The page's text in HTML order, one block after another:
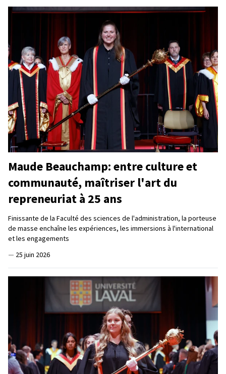
Maude Beauchamp: entre culture et
communauté, maîtriser l'art du
repreneuriat à 25 ans
Finissante de la Faculté des sciences de l'administration, la porteuse
de masse enchaîne les expériences, les immersions à l'international
et les engagements
— 25 juin 2026